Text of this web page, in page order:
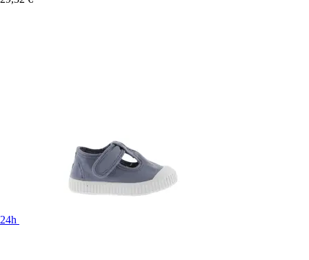
24h